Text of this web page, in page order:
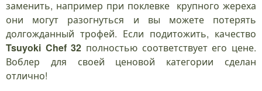
заменить, например при поклевке крупного жереха
они могут разогнуться и вы можете потерять
долгожданный трофей. Если подитожить, качество
Tsuyoki Chef 32 полностью соответствует его цене.
Воблер для своей ценовой категории сделан
отлично!